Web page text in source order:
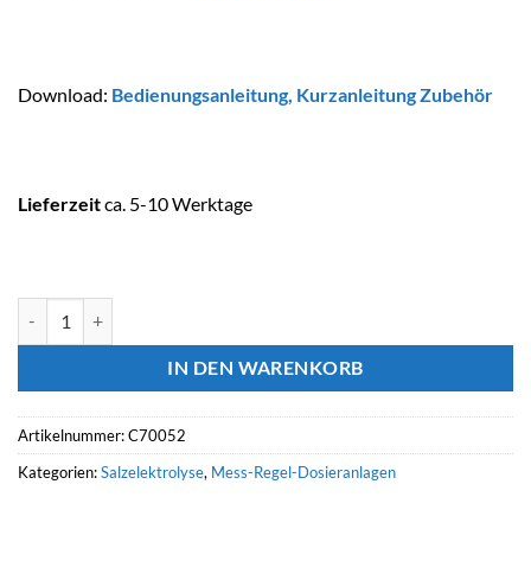
Download: Bedienungsanleitung, Kurzanleitung Zubehör
Lieferzeitca. 5-10 Werktage
IN DEN WARENKORB
Artikelnummer:C70052
Kategorien:Salzelektrolyse, Mess-Regel-Dosieranlagen